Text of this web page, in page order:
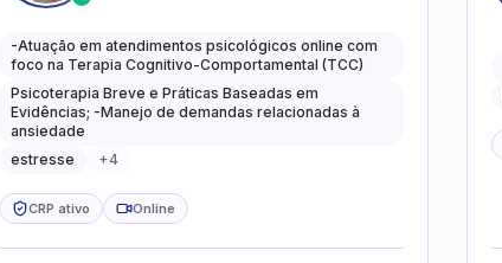
leveza e caminhos mais gentis para
se viver.
-Atuação em atendimentos psicológicos online com
foco na Terapia Cognitivo-Comportamental (TCC)
Psicoterapia Breve e Práticas Baseadas em
Evidências; -Manejo de demandas relacionadas à
ansiedade
estresse
+4
CRP ativo Online